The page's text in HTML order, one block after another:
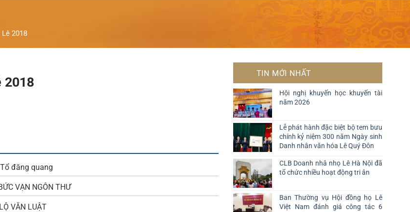
2018
2018
đăng quang
VẠN NGÔN THƯ
VĂN LUẬT
TIN MỚI NHẤT
Hội nghị khuyến học khuyến tài
năm 2026
Lễ phát hành đặc biệt bộ tem bưu
chính kỷ niệm 300 năm Ngày sinh
Danh nhân văn hóa Lê Quý Đôn
CLB Doanh nhâ nhọ Lê Hà Nội đã
tổ chức nhiều hoạt động tri ân
Ban Thường vụ Hội đồng họ Lê
Việt Nam đánh giá công tác 6